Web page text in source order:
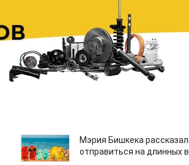
Мэрия Бишкека
отправиться на длинных